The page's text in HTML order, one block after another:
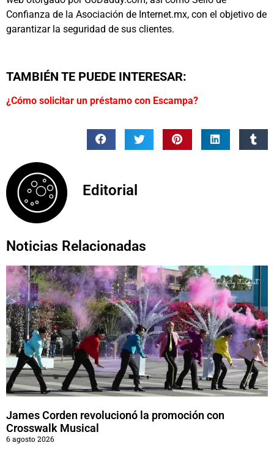
Confianza de la Asociación de Internet.mx, con el objetivo de
garantizar la seguridad de sus clientes.
TAMBIÉN TE PUEDE INTERESAR:
¿Cómo solicitar un préstamo con Escampa?
Editorial
Noticias Relacionadas
James Corden revolucionó la promoción con
Crosswalk Musical
6 agosto 2026